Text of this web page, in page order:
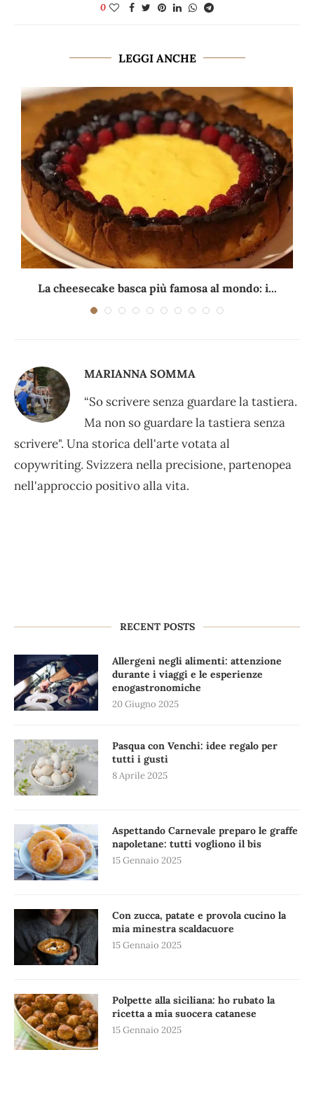
0
LEGGI ANCHE
La cheesecake basca più famosa al mondo: i...
MARIANNA SOMMA
“So scrivere senza guardare la tastiera.
Ma non so guardare la tastiera senza
scrivere". Una storica dell'arte votata al
copywriting. Svizzera nella precisione, partenopea
nell'approccio positivo alla vita.
RECENT POSTS
Allergeni negli alimenti: attenzione
durante i viaggi e le esperienze
enogastronomiche
20 Giugno 2025
Pasqua con Venchi: idee regalo per
tutti i gusti
8 Aprile 2025
Aspettando Carnevale preparo le graffe
napoletane: tutti vogliono il bis
15 Gennaio 2025
Con zucca, patate e provola cucino la
mia minestra scaldacuore
15 Gennaio 2025
Polpette alla siciliana: ho rubato la
ricetta a mia suocera catanese
15 Gennaio 2025